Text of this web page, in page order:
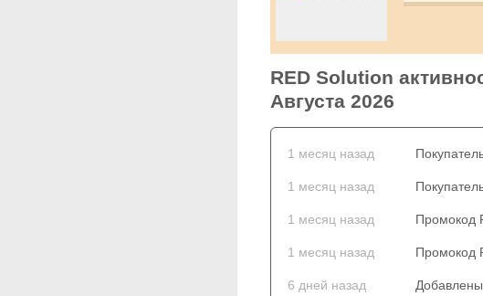
RED Solution
Августа 2026
1 месяц назад
1 месяц назад
1 месяц назад Промокод
1 месяц назад Промокод
6 дней назад